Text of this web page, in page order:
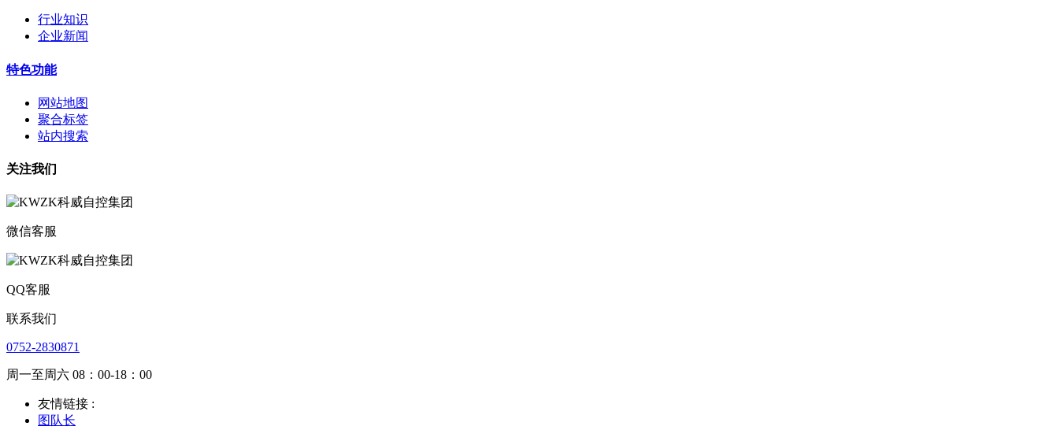
行业知识
企业新闻
特色功能
网站地图
聚合标签
站内搜索
关注我们
微信客服
QQ客服
联系我们
0752-2830871
周一至周六 08：00-18：00
友情链接 :
图队长